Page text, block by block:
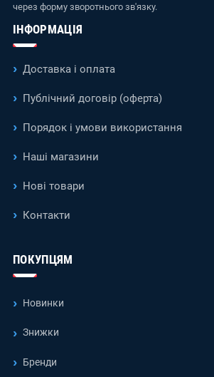
через форму зворотнього зв'язку.
ІНФОРМАЦІЯ
Доставка і оплата
Публічний договір (оферта)
Порядок і умови використання
Наші магазини
Нові товари
Контакти
ПОКУПЦЯМ
Новинки
Знижки
Бренди